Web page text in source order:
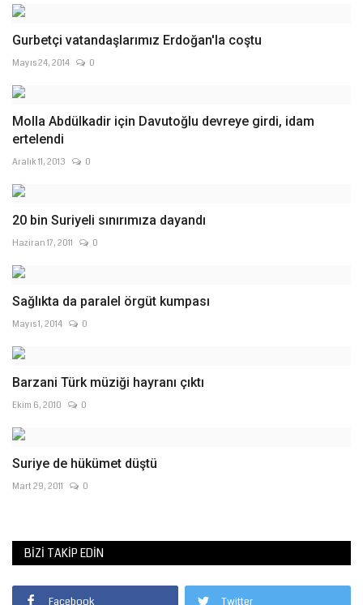
Gurbetçi vatandaşlarımız Erdoğan'la coştu
Mayıs 24, 2014 0
Molla Abdülkadir için Davutoğlu devreye girdi, idam
ertelendi
Aralık 11, 2013 0
20 bin Suriyeli sınırımıza dayandı
Haziran 17, 2011 0
Sağlıkta da paralel örgüt kumpası
Mayıs 1, 2014 0
Barzani Türk müziği hayranı çıktı
Ekim 6, 2010 0
Suriye de hükümet düştü
Mart 29, 2011 0
BIZI TAKIP EDIN
Facebook Twitter